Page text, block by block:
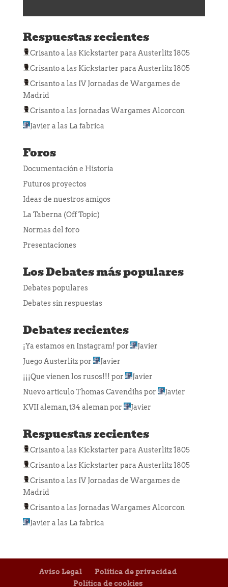
Respuestas recientes
Crisantoa las Kickstarter para Austerlitz 1805
Crisantoa las Kickstarter para Austerlitz 1805
Crisantoa las IV Jornadas de Wargames de
Madrid
Crisantoa las Jornadas Wargames Alcorcon
Javier a las La fabrica
Foros
Documentación e Historia
Futuros proyectos
Ideas de nuestros amigos
La Taberna (Off Topic)
Normas del foro
Presentaciones
Los Debates más populares
Debates populares
Debates sin respuestas
Debates recientes
¡Ya estamos en Instagram! por
Javier
Juego Austerlitzpor
Javier
¡¡¡Que vienen los rusos!!! por
Javier
Nuevo articulo Thomas Cavendihspor
Javier
KVII aleman, t34 alemanpor Javier
Respuestas recientes
Crisantoa las Kickstarter para Austerlitz 1805
Crisantoa las Kickstarter para Austerlitz 1805
Crisantoa las IV Jornadas de Wargames de
Madrid
Crisantoa las Jornadas Wargames Alcorcon
Javier a las La fabrica
Aviso Legal
Política de privacidad
Política de cookies